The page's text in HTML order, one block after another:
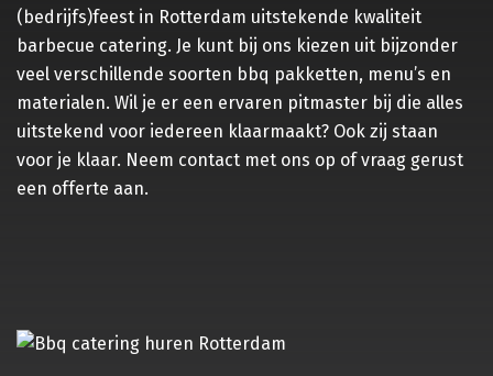
(bedrijfs)feest in Rotterdam uitstekende kwaliteit
barbecue catering. Je kunt bij ons kiezen uit bijzonder
veel verschillende soorten bbq pakketten, menu’s en
materialen. Wil je er een ervaren pitmaster bij die alles
uitstekend voor iedereen klaarmaakt? Ook zij staan
voor je klaar. Neem contact met ons op of vraag gerust
een offerte aan.